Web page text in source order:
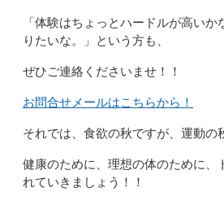
「体験はちょっとハードルが高い
りたいな。」という方も、
ぜひご連絡くださいませ！！
お問合せメールはこちらから！
それでは、食欲の秋ですが、運動の
健康のために、理想の体のために、
れていきましょう！！